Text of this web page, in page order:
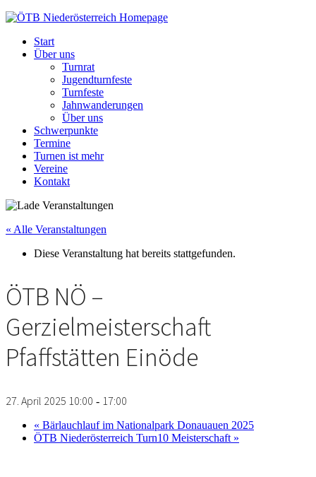
ÖTB
Start
Über uns
Turnrat
Jugendturnfeste
Turnfeste
Jahnwanderungen
Über uns
Schwerpunkte
Termine
Turnen ist mehr
Vereine
Kontakt
« Alle Veranstaltungen
Diese Veranstaltung hat bereits stattgefunden.
ÖTB NÖ –
Gerzielmeisterschaft
Pfaffstätten Einöde
27. April 2025 10:00 - 17:00
« Bärlauchlauf im Nationalpark Donauauen 2025
ÖTB Niederösterreich Turn10 Meisterschaft »